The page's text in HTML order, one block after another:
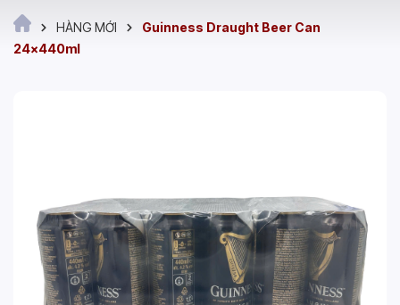
HÀNG MỚI
Guinness Draught Beer Can
24x440ml